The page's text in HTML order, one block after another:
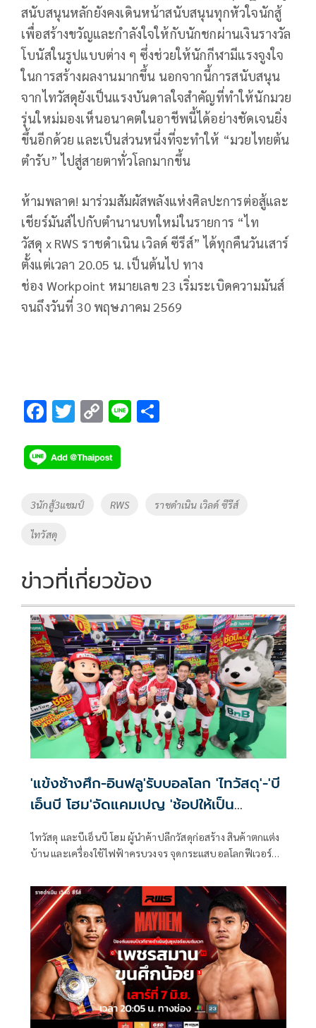
สนับสนุนหลักยังคงเดินหน้าสนับสนุนทุกหัวใจนักสู้
เพื่อสร้างขวัญและกำลังใจให้กับนักชกผ่านเงินรางวัล
โบนัสในรูปแบบต่าง ๆ ซึ่งช่วยให้นักกีฬามีแรงจูงใจ
ในการสร้างผลงานมากขึ้น นอกจากนี้การสนับสนุน
จากไทวัสดุยังเป็นแรงบันดาลใจสำคัญที่ทำให้นักมวย
รุ่นใหม่มองเห็นอนาคตในอาชีพนี้ได้อย่างชัดเจนยิ่ง
ขึ้นอีกด้วย และเป็นส่วนหนึ่งที่จะทำให้ “มวยไทยต้น
ตำรับ” ไปสู่สายตาทั่วโลกมากขึ้น
ห้ามพลาด! มาร่วมสัมผัสพลังแห่งศิลปะการต่อสู้และ
เชียร์มันส์ไปกับตำนานบทใหม่ในรายการ “ไท
วัสดุ x RWS ราชดำเนิน เวิลด์ ซีรีส์” ได้ทุกคืนวันเสาร์
ตั้งแต่เวลา 20.05 น. เป็นต้นไป ทาง
ช่อง Workpoint หมายเลข 23 เริ่มระเบิดความมันส์
จนถึงวันที่ 30 พฤษภาคม 2569
F
e
b
o
o
k
T
tt
er
C
p
y
Li
Li
Tags
3นักสู้3แชมป์ RWS ราชดำเนิน เวิลด์ ซีรีส์
ไทวัสดุ
ข่าวที่เกี่ยวข้อง
'แข้งช้างศึก-อินฟลู'รับบอลโลก 'ไทวัสดุ'-'บี
เอ็นบี โฮม'จัดแคมเปญ 'ช้อปให้เป็น
แชมป์'เอาใจคอบอล
ไทวัสดุ และบีเอ็นบี โฮม ผู้นำค้าปลีกวัสดุก่อสร้าง สินค้าตกแต่ง
บ้าน และเครื่องใช้ไฟฟ้าครบวงจร จุดกระแสบอลโลกฟีเวอร์
Cup 2026 คิกออฟแคมเปญ “ช้อปสนั่น เชียร์กระจายลดสูงสุด
70% #ช้อปให้เป็นแชมป์” ชวนแฟนบอลชาวไทยจัดเต็มทุก
อารมณ์เชียร์ พร้อมลุ้นรางวัลรวมมูลค่ากว่า 400,000 บาท งาน
นี้ขนทัพแข้งดังและสายคอนเทนต์ฟุตบอลมาร่วมสร้างสีสันแบบ
ครบทีม นำโดย ช้าง-กฤษดา วงษ์แก้ว อดีตกัปตันฟุตซอลทีม
ชาติไทย พร้อมด้วย 3 แข้งช้างศึกอย่าง นิว-ฐิติพันธ์ พ่วงจันทร์,
เตอร์-วีระเทพ ป้อมพันธุ์ และ ไมค์-ปฏิวัติ คำไหม รวมถึง
แตงโม-พงษ์พิสุทธิ์ ผิวอ่อน ยูทูบเบอร์สายกีฬาชื่อดัง ร่วมปลุก
กระแสเชียร์บอลโลกให้คึกคักก่อนระเบิดศึกการแข่งขันที่ทุกคน